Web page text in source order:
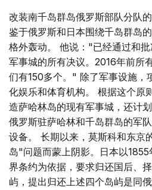
改装南千岛群岛俄罗斯部队分队
鉴于俄罗斯和日本围绕千岛群岛
格外轰动。 他说："已经通过和
军事城的所有决议。2016年前所
们有150多个。" 除了军事设施，
化娱乐和体育机构。 根据这个原
造萨哈林岛的现有军事城，还计
俄罗斯驻萨哈林和千岛群岛的军
设备。 长期以来，莫斯科和东京
岛"问题而蒙上阴影。日本以
界条约为依据，要求归还国后、
屿，提出归还上述四个岛屿是同